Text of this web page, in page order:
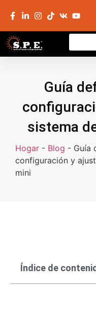
Guía
sistema
Hogar - Blog - Guía
configuración y
mini
Índice de